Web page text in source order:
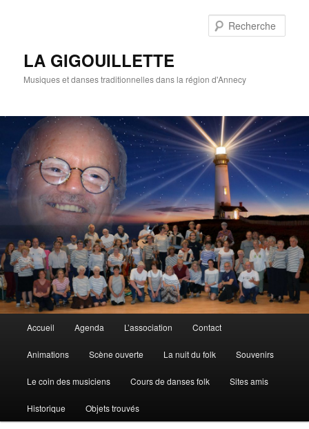
LA GIGOUILLETTE
Musiques et danses traditionnelles dans la région d'Annecy
Aller au contenu principal
Aller au contenu secondaire
Accueil Agenda L’association Contact
Animations Scène ouverte La nuit du folk Souvenirs
Le coin des musiciens Cours de danses folk Sites amis
Historique Objets trouvés